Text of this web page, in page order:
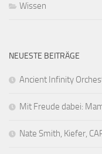
Wissen
NEUESTE BEITRÄGE
Ancient Infinity
Mit Freude dabei:
Nate Smith, Kiefer,